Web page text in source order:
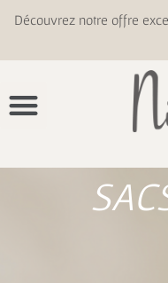
Découvrez notre offre